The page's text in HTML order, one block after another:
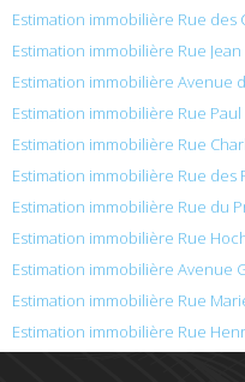
Estimation immobilière Rue des
Estimation immobilière Rue
Estimation immobilière Avenue
Estimation immobilière Rue
Estimation immobilière Rue
Estimation immobilière Rue des
Estimation immobilière Rue du
Estimation immobilière Rue
Estimation immobilière Avenue
Estimation immobilière Rue
Estimation immobilière Rue